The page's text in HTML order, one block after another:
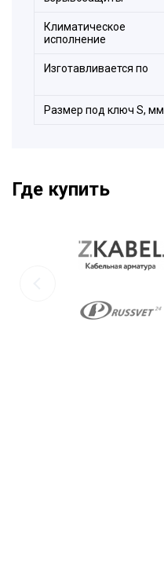
Климатическое
исполнение
Изготавливается по
Размер под ключ S, мм
Где купить